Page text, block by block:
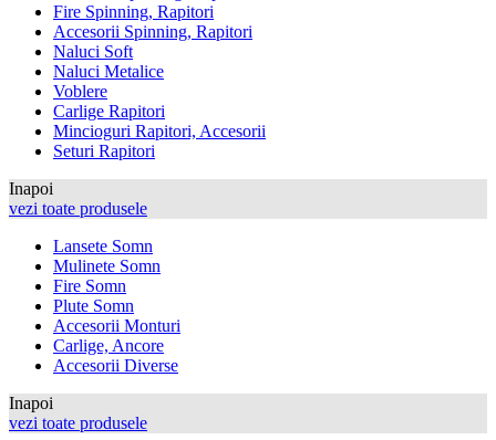
Fire Spinning, Rapitori
Accesorii Spinning, Rapitori
Naluci Soft
Naluci Metalice
Voblere
Carlige Rapitori
Mincioguri Rapitori, Accesorii
Seturi Rapitori
Inapoi
vezi toate produsele
Lansete Somn
Mulinete Somn
Fire Somn
Plute Somn
Accesorii Monturi
Carlige, Ancore
Accesorii Diverse
Inapoi
vezi toate produsele